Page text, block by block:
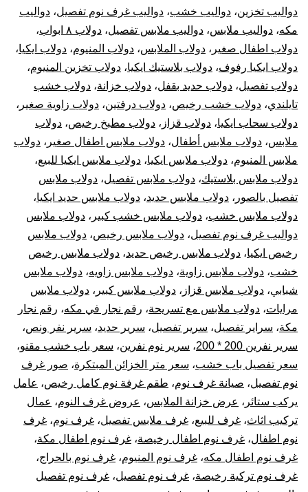
دواليب تخزين، دواليب خشب، دواليب غرف نوم تفصيل، دواليب
مكه، دواليب ملابس، دواليب ملابس تفصيل، دولاب ٨ ابواب
،
دولاب اطفال صغير ، دولاب الملابس، دولاب المنيوم، دولاب ايكيا،
دولاب ايكيا رفوف، دولاب بلاستيك ايكيا، دولاب تخزين المنيوم،
دولاب تفصيل، دولاب حديد بقفل، دولاب خزانة، دولاب خشب
تايلندي، دولاب خشب رخيص، دولاب درفتين، دولاب زاوية صغير ،
دولاب سحاب ايكيا، دولاب قزاز ، دولاب مطبخ رخيص، دولاب
ملابس، دولاب ملابس أطفال، دولاب ملابس اطفال صغير ، دولاب
ملابس المنيوم، دولاب ملابس ايكيا، دولاب ملابس ايكيا للبيع،
دولاب ملابس بلاستيك، دولاب ملابس تفصيل، دولاب ملابس
تفصيل بالصور ، دولاب ملابس حديد، دولاب ملابس حديد ايكيا،
دولاب ملابس خشب، دولاب ملابس خشب كبير ، دولاب ملابس
دواليب غرف نوم تفصيل، دولاب ملابس رخيص، دولاب ملابس
رخيص ايكيا، دولاب ملابس رخيص حديد، دولاب ملابس رخيص
خشب، دولاب ملابس زاوية، دولاب ملابس زاويه، دولاب ملابس
شبابي، دولاب ملابس قزاز ، دولاب ملابس كبير ، دولاب ملابس
مرايات، دولاب ملابس مع تسريحة، رقم نجار في مكه، رقم نجار
مكة، سراير تفصيل، سرير تفصيل، سرير حديد، سرير نفر ونص،
سرير نفرين 200 * 200
، سرير نوم نفرين، سعر باب خشب مقنو،
سعر تفصيل باب خشب، سعر متر الخزائن المبتكرة، صور غرف
نوم تفصيل، صيانة غرف نوم، طقم غرفة نوم كامل رخيص، عامل
يركب ستائر ، عرض خزانة الملابس، عروض غرف النوم، عمال
تركيب اثاث، غرف للبيع، غرف ملابس تفصيل، غرف نوم، غرف
نوم اطفال، غرف نوم اطفال رخيصة، غرف نوم اطفال مكة،
غرف نوم اطفال مكه، غرف نوم المنيوم، غرف نوم بالحراج،
غرف نوم تركية رخيصة، غرف نوم تفصيل، غرف نوم تفصيل